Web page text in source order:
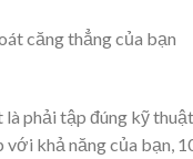
căng thẳng của bạn
phải tập đúng kỹ thuật,
khả năng của bạn,